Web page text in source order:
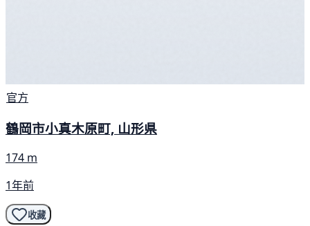
官方
鶴岡市小真木原町, 山形県
174 m
1年前
收藏